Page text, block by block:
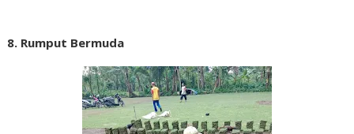
8. Rumput Bermuda